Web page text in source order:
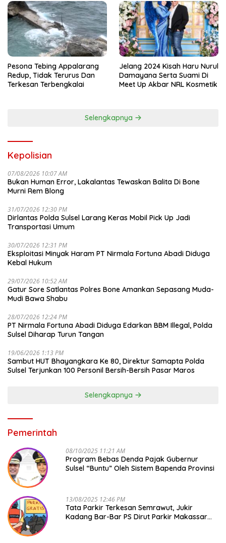
Pesona Tebing Appalarang
Redup, Tidak Terurus Dan
Terkesan Terbengkalai
Jelang 2024 Kisah Haru Nurul
Damayana Serta Suami Di
Meet Up Akbar NRL Kosmetik
Selengkapnya
Kepolisian
07/08/2026 10:07 AM
Bukan Human Error, Lakalantas Tewaskan Balita Di Bone
Murni Rem Blong
31/07/2026 12:30 PM
Dirlantas Polda Sulsel Larang Keras Mobil Pick Up Jadi
Transportasi Umum
30/07/2026 12:31 PM
Eksploitasi Minyak Haram PT Nirmala Fortuna Abadi Diduga
Kebal Hukum
29/07/2026 10:52 AM
Gatur Sore Satlantas Polres Bone Amankan Sepasang Muda-
Mudi Bawa Shabu
28/07/2026 12:24 PM
PT Nirmala Fortuna Abadi Diduga Edarkan BBM Illegal, Polda
Sulsel Diharap Turun Tangan
19/06/2026 1:13 PM
Sambut HUT Bhayangkara Ke 80, Direktur Samapta Polda
Sulsel Terjunkan 100 Personil Bersih-Bersih Pasar Maros
Selengkapnya
Pemerintah
08/10/2025 11:21 AM
Program Bebas Denda Pajak Gubernur
Sulsel “Buntu” Oleh Sistem Bapenda Provinsi
13/08/2025 12:46 PM
Tata Parkir Terkesan Semrawut, Jukir
Kadang Bar-Bar PS Dirut Parkir Makassar